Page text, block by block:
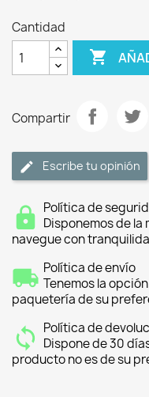
Cantidad

Compartir
Escribe tu opinión
Política de
Disponemos de
navegue con
Política de envío
Tenemos la
paquetería de su
Política de
Dispone de 30
producto no es de su